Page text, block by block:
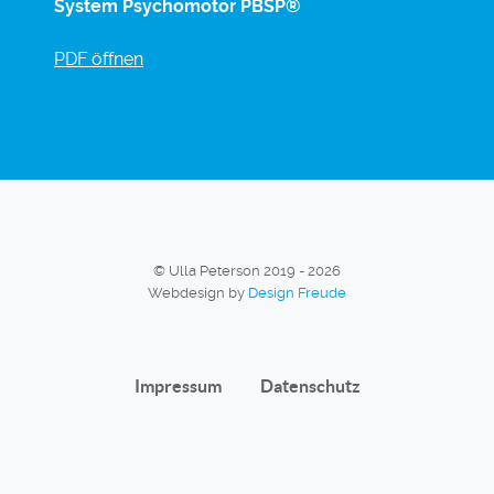
System Psychomotor PBSP®
PDF öffnen
© Ulla Peterson 2019 - 2026
Webdesign by Design Freude
Impressum Datenschutz